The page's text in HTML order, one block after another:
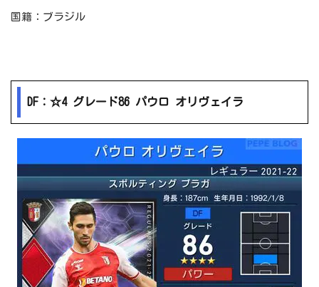
国籍：ブラジル
DF：☆4 グレード86 パウロ オリヴェイラ